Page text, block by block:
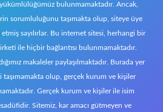
bulunmamaktadır. Ancak,
sorumluluğunu taşımakta olup, siteye üye
sayılırlar. Bu internet sitesi, herhangi bir
ile hiçbir bağlantısı bulunmamaktadır.
makaleler paylaşılmaktadır. Burada yer
olup, gerçek kurum ve kişiler
Gerçek kurum ve kişiler ile isim
Sitemiz, kar amacı gütmeyen ve